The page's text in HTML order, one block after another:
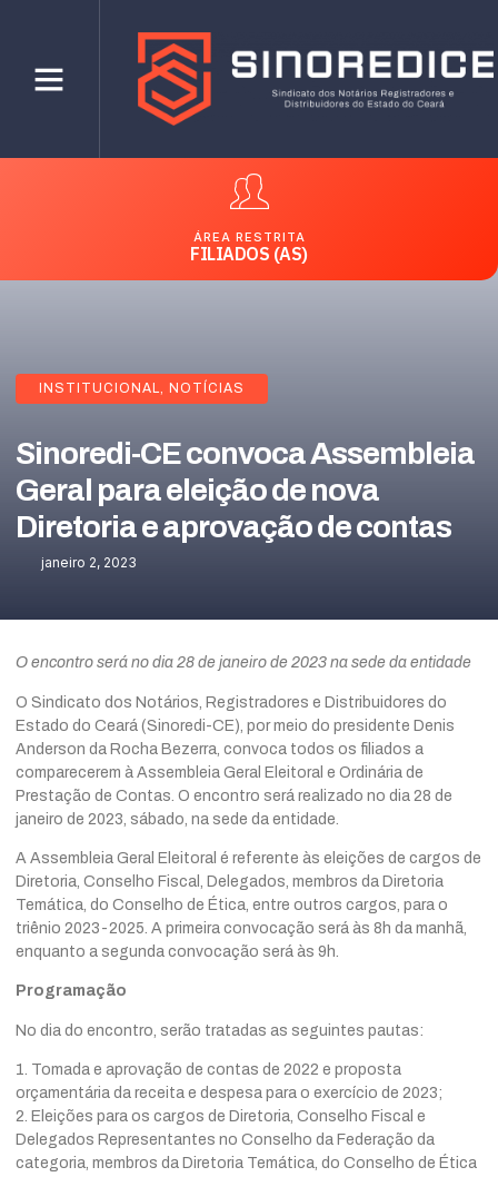
ÁREA RESTRITA
FILIADOS (AS)
INSTITUCIONAL, NOTÍCIAS
Sinoredi-CE convoca Assembleia
Geral para eleição de nova
Diretoria e aprovação de contas
janeiro 2, 2023
O encontro será no dia 28 de janeiro de 2023 na sede da entidade
O Sindicato dos Notários, Registradores e Distribuidores do
Estado do Ceará (Sinoredi-CE), por meio do presidente Denis
Anderson da Rocha Bezerra, convoca todos os filiados a
comparecerem à Assembleia Geral Eleitoral e Ordinária de
Prestação de Contas. O encontro será realizado no dia 28 de
janeiro de 2023, sábado, na sede da entidade.
A Assembleia Geral Eleitoral é referente às eleições de cargos de
Diretoria, Conselho Fiscal, Delegados, membros da Diretoria
Temática, do Conselho de Ética, entre outros cargos, para o
triênio 2023-2025. A primeira convocação será às 8h da manhã,
enquanto a segunda convocação será às 9h.
Programação
No dia do encontro, serão tratadas as seguintes pautas:
1. Tomada e aprovação de contas de 2022 e proposta
orçamentária da receita e despesa para o exercício de 2023;
2. Eleições para os cargos de Diretoria, Conselho Fiscal e
Delegados Representantes no Conselho da Federação da
categoria, membros da Diretoria Temática, do Conselho de Ética